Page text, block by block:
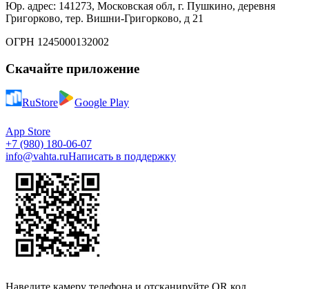
Юр. адрес: 141273, Московская обл, г. Пушкино, деревня
Григорково, тер. Вишни-Григорково, д 21
ОГРН 1245000132002
Скачайте приложение
RuStore Google Play
App Store
+7 (980) 180-06-07
info@vahta.ruНаписать в поддержку
Наведите камеру телефона и отсканируйте QR код